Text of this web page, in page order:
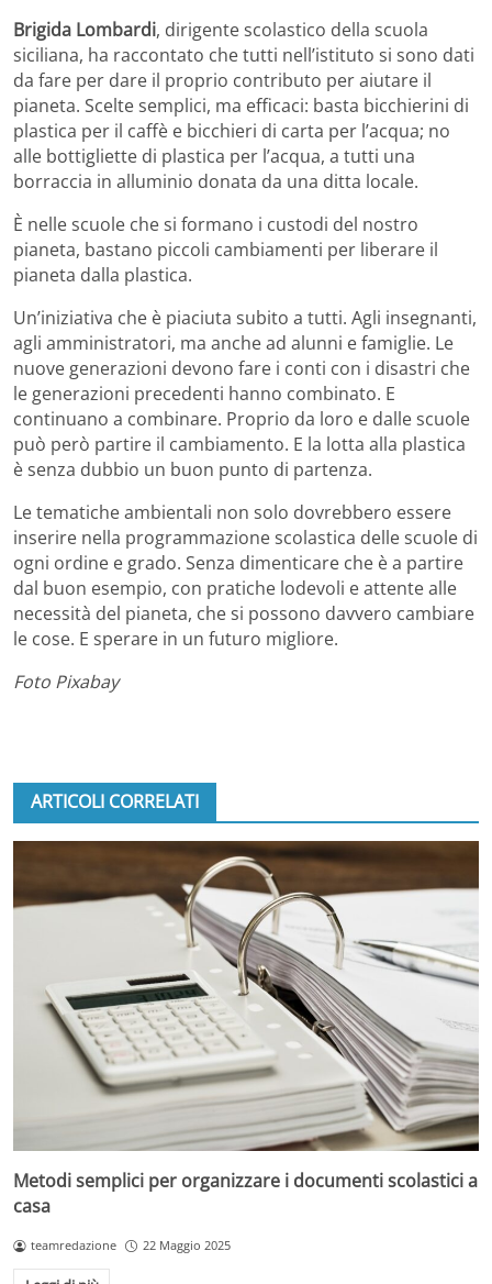
Brigida Lombardi, dirigente scolastico della scuola
siciliana, ha raccontato che tutti nell’istituto si sono dati
da fare per dare il proprio contributo per aiutare il
pianeta. Scelte semplici, ma efficaci: basta bicchierini di
plastica per il caffè e bicchieri di carta per l’acqua; no
alle bottigliette di plastica per l’acqua, a tutti una
borraccia in alluminio donata da una ditta locale.
È nelle scuole che si formano i custodi del nostro
pianeta, bastano piccoli cambiamenti per liberare il
pianeta dalla plastica.
Un’iniziativa che è piaciuta subito a tutti. Agli insegnanti,
agli amministratori, ma anche ad alunni e famiglie. Le
nuove generazioni devono fare i conti con i disastri che
le generazioni precedenti hanno combinato. E
continuano a combinare. Proprio da loro e dalle scuole
può però partire il cambiamento. E la lotta alla plastica
è senza dubbio un buon punto di partenza.
Le tematiche ambientali non solo dovrebbero essere
inserire nella programmazione scolastica delle scuole di
ogni ordine e grado. Senza dimenticare che è a partire
dal buon esempio, con pratiche lodevoli e attente alle
necessità del pianeta, che si possono davvero cambiare
le cose. E sperare in un futuro migliore.
Foto Pixabay
ARTICOLI CORRELATI
Metodi semplici per organizzare i documenti scolastici a
casa
teamredazione 22 Maggio 2025